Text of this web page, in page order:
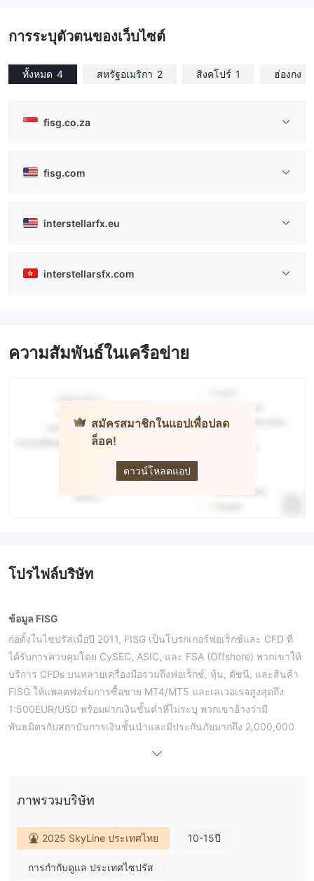
การระบุตัวตนของเว็บไซต์
ทั้งหมด 4 สหรัฐอเมริกา 2 สิงคโปร์ 1 ฮ่องกง
fisg.co.za
fisg.com
interstellarfx.eu
interstellarsfx.com
ความสัมพันธ์ในเครือข่าย
สมัครสมาชิกในแอปเพื่อปลด
ล็อค!
ดาวน์โหลดแอป
โปรไฟล์บริษัท
ข้อมูล FISG
ก่อตั้งในไซปรัสเมื่อปี 2011, FISG เป็นโบรกเกอร์ฟอเร็กซ์และ CFD ที่
ได้รับการควบคุมโดย CySEC, ASIC, และ FSA (Offshore) พวกเขาให้
บริการ CFDs บนหลายเครื่องมือรวมถึงฟอเร็กซ์, หุ้น, ดัชนี, และสินค้า
FISG ให้แพลตฟอร์มการซื้อขาย MT4/MT5 และเลเวอเรจสูงสุดถึง
1:500EUR/USD พร้อมฝากเงินขั้นต่ำที่ไม่ระบุ พวกเขาอ้างว่ามี
พันธมิตรกับสถาบันการเงินชั้นนำและมีประกันภัยมากถึง 2,000,000
FISG ได้รับการควบคุมโดย คณะกรรมการหลักทรัพย์และแลกเปลี่ยน
(ASIC), และ คณะกรรมการบริการการเงินเซเชลส์ (FSA) นอกฝั่ง
มีมาตรการป้องกันต่าง ๆ เช่น การแยกเงิน, กองทุนชดเชยนัก
ลงทุน, และการป้องกันยอดหนี้ลบ
ภาพรวมบริษัท
2025 SkyLine ประเทศไทย 10-15ปี
การกำกับดูแล ประเทศไซปรัส